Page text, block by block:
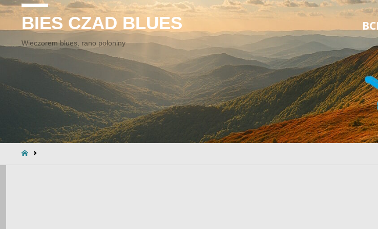
BIES CZAD BLUES
Wieczorem blues, rano połoniny do
treści
STRONA